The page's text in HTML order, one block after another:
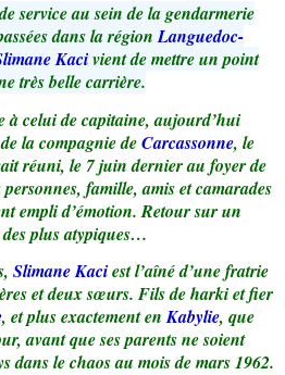
service au sein de la gendarmerie
dans la régionLanguedoc-
Kacivient de mettre un point
très belle carrière.
à celui de capitaine, aujourd’hui
la compagnie deCarcassonne, le
réuni, le 7 juin dernier au foyer de
famille, amis et camarades
empli d’émotion. Retour sur un
plus atypiques…
Slimane Kaciest l’aîné d’une fratrie
et deux sœurs. Fils de harki et fier
, et plus exactement enKabylie, que
avant que ses parents ne soient
dans le chaos au mois de mars 1962.